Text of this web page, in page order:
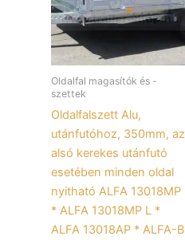
Oldalfal magasítók és -
szettek
Oldalfalszett Alu,
utánfutóhoz, 350mm, az
alsó kerekes utánfutó
esetében minden oldal
nyitható ALFA 13018MP
* ALFA 13018MP L *
ALFA 13018AP * ALFA-B